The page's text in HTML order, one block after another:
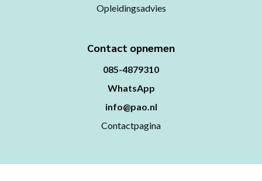
Opleidingsadvies
Contact opnemen
085-4879310
WhatsApp
info@pao.nl
Contactpagina